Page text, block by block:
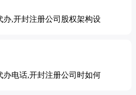
办,开封注册公司股权架构设
办电话,开封注册公司时如何